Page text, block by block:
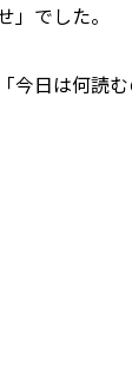
でした。
日は何読